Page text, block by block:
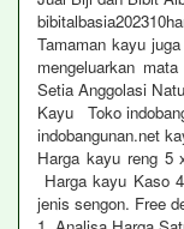
Tamaman kayu
mengeluarkan
Setia Anggolasi
Kayu Toko
indobangunan.net
Harga kayu reng
Harga kayu Kaso
jenis sengon. Free